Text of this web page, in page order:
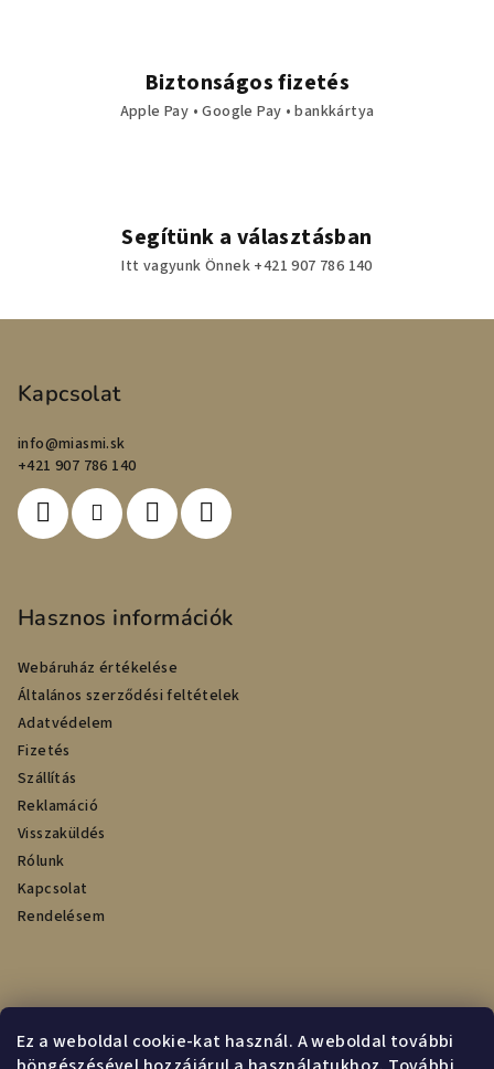
Ez a weboldal cookie-kat használ. A weboldal további
Biztonságos fizetés
Apple Pay • Google Pay • bankkártya
Segítünk a választásban
Itt vagyunk Önnek +421 907 786 140
Kapcsolat
info@miasmi.sk
+421 907 786 140
Hasznos információk
Webáruház értékelése
Általános szerződési feltételek
Adatvédelem
Fizetés
Szállítás
Reklamáció
Visszaküldés
Rólunk
Kapcsolat
Rendelésem
Online fizetési lehetőséget biztosítunk